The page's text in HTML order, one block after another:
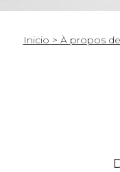
Inicio > À propos